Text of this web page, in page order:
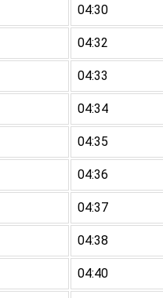
04:30
04:32
04:33
04:34
04:35
04:36
04:37
04:38
04:40